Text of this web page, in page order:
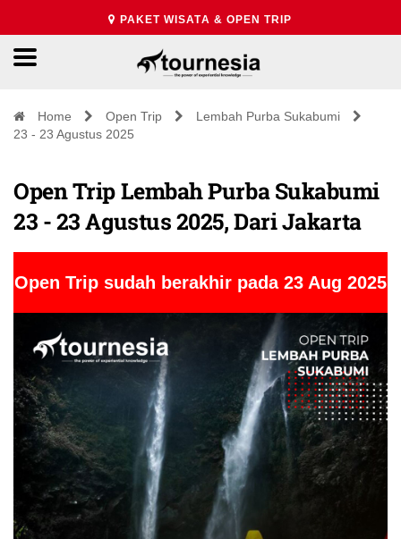
PAKET WISATA & OPEN TRIP
Home Open Trip
Lembah Purba Sukabumi
23 - 23 Agustus 2025
Open Trip Lembah Purba Sukabumi
23 - 23 Agustus 2025, Dari Jakarta
Open Trip sudah berakhir pada 23 Aug 2025